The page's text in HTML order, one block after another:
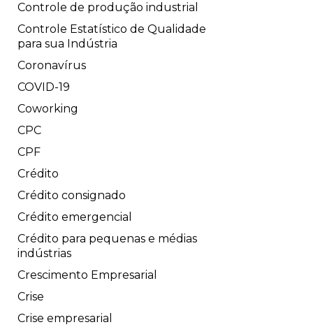
Controle de produção industrial
Controle Estatístico de Qualidade
para sua Indústria
Coronavírus
COVID-19
Coworking
CPC
CPF
Crédito
Crédito consignado
Crédito emergencial
Crédito para pequenas e médias
indústrias
Crescimento Empresarial
Crise
Crise empresarial